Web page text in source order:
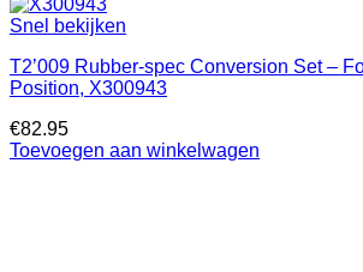
Snel bekijken
T2’009 Rubber-spec Conversion Set –
Position, X300943
€82.95
Toevoegen aan winkelwagen